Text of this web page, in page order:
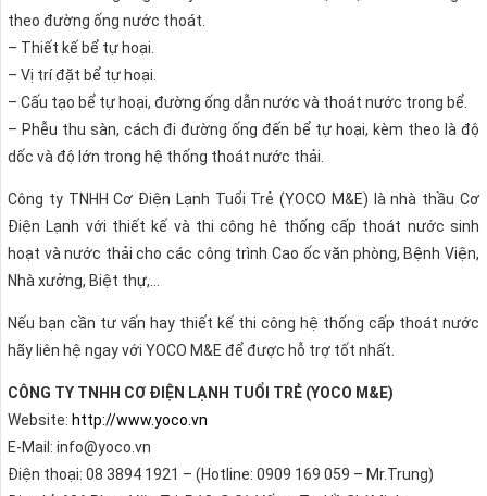
theo đường ống nước thoát.
– Thiết kế bể tự hoại.
– Vị trí đặt bể tự hoại.
– Cấu tạo bể tự hoại, đường ống dẫn nước và thoát nước trong bể.
– Phễu thu sàn, cách đi đường ống đến bể tự hoại, kèm theo là độ
dốc và độ lớn trong hệ thống thoát nước thải.
Công ty TNHH Cơ Điện Lạnh Tuổi Trẻ (YOCO M&E) là nhà thầu Cơ
Điện Lạnh với thiết kế và thi công hê thống cấp thoát nước sinh
hoạt và nước thải cho các công trình Cao ốc văn phòng, Bệnh Viện,
Nhà xưởng, Biệt thự,…
Nếu bạn cần tư vấn hay thiết kế thi công hệ thống cấp thoát nước
hãy liên hệ ngay với YOCO M&E để được hỗ trợ tốt nhất.
CÔNG TY TNHH CƠ ĐIỆN LẠNH TUỔI TRẺ (YOCO M&E)
Website: http://www.yoco.vn
E-Mail: info@yoco.vn
Điện thoại: 08 3894 1921 – (Hotline: 0909 169 059 – Mr.Trung)